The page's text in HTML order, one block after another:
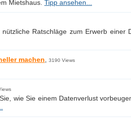
Mietshaus. Tipp ansehen...
Ratschläge zum Erwerb einer
machen 3190 Views
wie Sie einem Datenverlust